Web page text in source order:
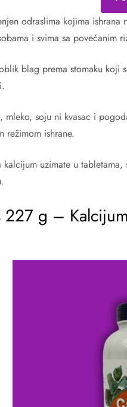
odraslima kojima
i svima sa povećanim
blag prema stomaku koji
mleko, soju ni kvasac i
režimom ishrane.
uzimate u
g –